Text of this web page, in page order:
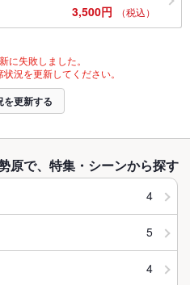
3,500円 （税込）
に失敗しました。
況を更新してください。
を更新する
原で、特集・シーンから探す
4
5
4